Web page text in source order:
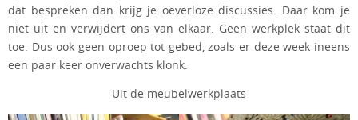
dat bespreken dan krijg je oeverloze discussies. Daar kom je
niet uit en verwijdert ons van elkaar. Geen werkplek staat dit
toe. Dus ook geen oproep tot gebed, zoals er deze week ineens
een paar keer onverwachts klonk.
Uit de meubelwerkplaats